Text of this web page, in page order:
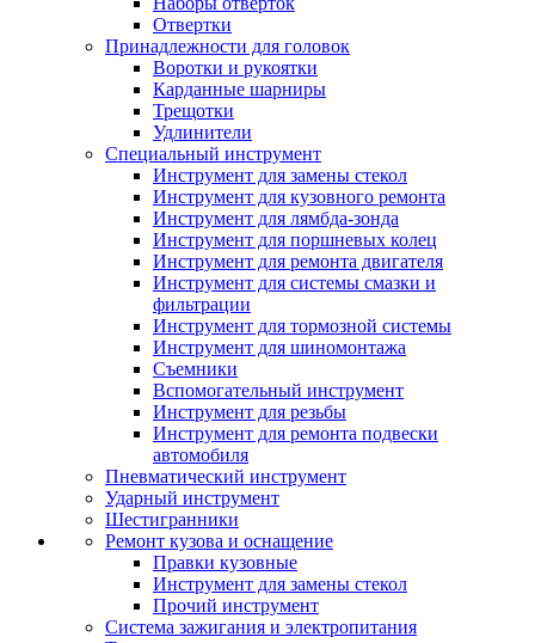
Отвертки
Принадлежности для головок
Воротки и рукоятки
Карданные шарниры
Трещотки
Удлинители
Специальный инструмент
Инструмент для замены стекол
Инструмент для кузовного ремонта
Инструмент для лямбда-зонда
Инструмент для поршневых колец
Инструмент для ремонта двигателя
Инструмент для системы смазки и
фильтрации
Инструмент для тормозной системы
Инструмент для шиномонтажа
Съемники
Вспомогательный инструмент
Инструмент для резьбы
Инструмент для ремонта подвески
автомобиля
Пневматический инструмент
Ударный инструмент
Шестигранники
Ремонт кузова и оснащение
Правки кузовные
Инструмент для замены стекол
Прочий инструмент
Система зажигания и электропитания